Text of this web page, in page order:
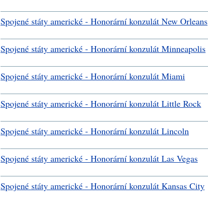
Spojené státy americké - Honorární konzulát New Orleans
Spojené státy americké - Honorární konzulát Minneapolis
Spojené státy americké - Honorární konzulát Miami
Spojené státy americké - Honorární konzulát Little Rock
Spojené státy americké - Honorární konzulát Lincoln
Spojené státy americké - Honorární konzulát Las Vegas
Spojené státy americké - Honorární konzulát Kansas City